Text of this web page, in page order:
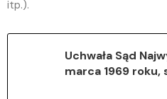
itp.).
Uchwała Sąd
marca 1969 roku,